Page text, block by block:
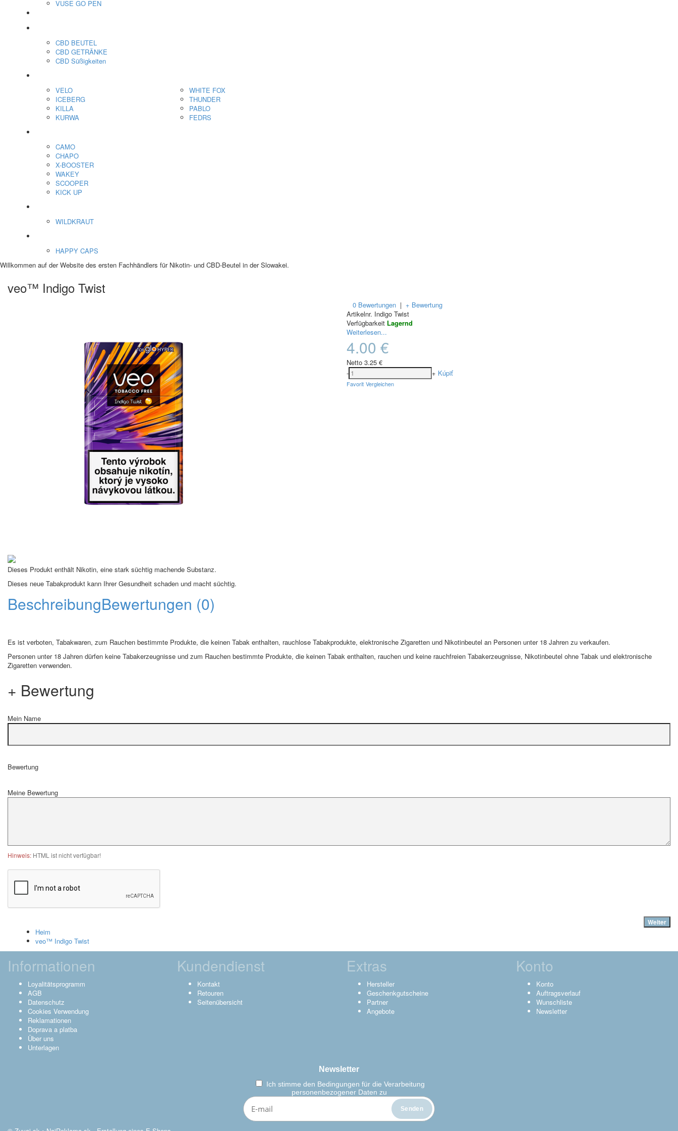
VUSE GO PEN
CBD BEUTEL
CBD GETRÄNKE
CBD Süßigkeiten
VELO
ICEBERG
KILLA
KURWA
WHITE FOX
THUNDER
PABLO
FEDRS
CAMO
CHAPO
X-BOOSTER
WAKEY
SCOOPER
KICK UP
WILDKRAUT
HAPPY CAPS
Willkommen auf der Website des ersten Fachhändlers für Nikotin- und CBD-Beutel in der Slowakei.
veo™ Indigo Twist
0 Bewertungen | + Bewertung
Artikelnr. Indigo Twist
Verfügbarkeit Lagernd
Weiterlesen...
4.00 €
Netto 3.25 €
-
+ Kúpiť
Favorit Vergleichen
Dieses Produkt enthält Nikotin, eine stark süchtig machende Substanz.
Dieses neue Tabakprodukt kann Ihrer Gesundheit schaden und macht süchtig.
BeschreibungBewertungen (0)
Es ist verboten, Tabakwaren, zum Rauchen bestimmte Produkte, die keinen Tabak enthalten, rauchlose Tabakprodukte, elektronische Zigaretten und Nikotinbeutel an Personen unter 18 Jahren zu verkaufen.
Personen unter 18 Jahren dürfen keine Tabakerzeugnisse und zum Rauchen bestimmte Produkte, die keinen Tabak enthalten, rauchen und keine rauchfreien Tabakerzeugnisse, Nikotinbeutel ohne Tabak und elektronische
Zigaretten verwenden.
+ Bewertung
Mein Name
Bewertung
Meine Bewertung
Hinweis: HTML ist nicht verfügbar!
Weiter
Heim
veo™ Indigo Twist
Informationen
Loyalitätsprogramm
AGB
Datenschutz
Cookies Verwendung
Reklamationen
Doprava a platba
Über uns
Unterlagen
Kundendienst
Kontakt
Retouren
Seitenübersicht
Extras
Hersteller
Geschenkgutscheine
Partner
Angebote
Konto
Konto
Auftragsverlauf
Wunschliste
Newsletter
Newsletter
Ich stimme den Bedingungen für die Verarbeitung
personenbezogener Daten zu